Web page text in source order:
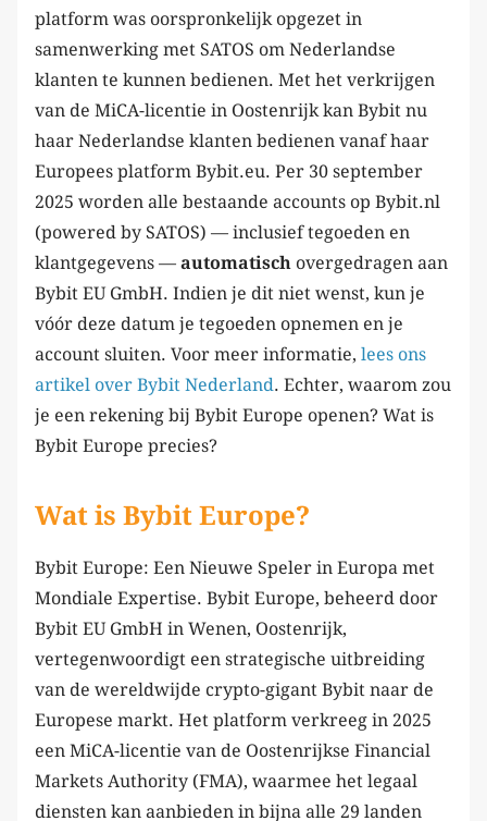
platform was oorspronkelijk opgezet in
samenwerking met SATOS om Nederlandse
klanten te kunnen bedienen. Met het verkrijgen
van de MiCA-licentie in Oostenrijk kan Bybit nu
haar Nederlandse klanten bedienen vanaf haar
Europees platform Bybit.eu. Per 30 september
2025 worden alle bestaande accounts op Bybit.nl
(powered by SATOS) — inclusief tegoeden en
klantgegevens — automatisch overgedragen aan
Bybit EU GmbH. Indien je dit niet wenst, kun je
vóór deze datum je tegoeden opnemen en je
account sluiten. Voor meer informatie, lees ons
artikel over Bybit Nederland. Echter, waarom zou
je een rekening bij Bybit Europe openen? Wat is
Bybit Europe precies?
Wat is Bybit Europe?
Bybit Europe: Een Nieuwe Speler in Europa met
Mondiale Expertise. Bybit Europe, beheerd door
Bybit EU GmbH in Wenen, Oostenrijk,
vertegenwoordigt een strategische uitbreiding
van de wereldwijde crypto-gigant Bybit naar de
Europese markt. Het platform verkreeg in 2025
een MiCA-licentie van de Oostenrijkse Financial
Markets Authority (FMA), waarmee het legaal
diensten kan aanbieden in bijna alle 29 landen